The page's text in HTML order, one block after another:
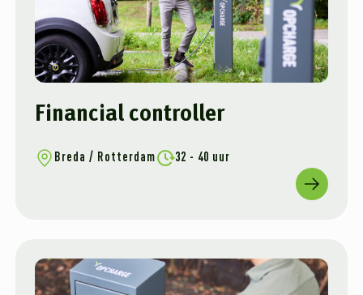
Financial controller
Breda / Rotterdam 32 - 40 uur